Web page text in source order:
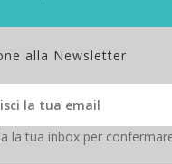
da oltre 20
rivista scientifica
alla Newsletter
la tua inbox per